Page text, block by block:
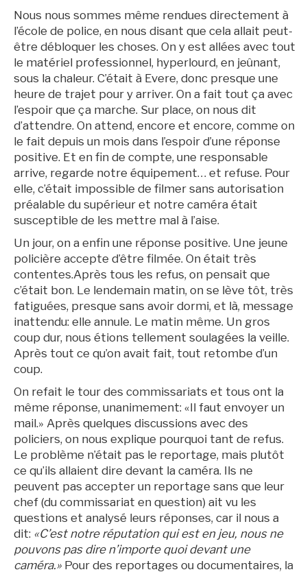
Nous nous sommes même rendues directement à
l’école de police, en nous disant que cela allait peut-
être débloquer les choses. On y est allées avec tout
le matériel professionnel, hyperlourd, en jeûnant,
sous la chaleur. C’était à Evere, donc presque une
heure de trajet pour y arriver. On a fait tout ça avec
l’espoir que ça marche. Sur place, on nous dit
d’attendre. On attend, encore et encore, comme on
le fait depuis un mois dans l’espoir d’une réponse
positive. Et en fin de compte, une responsable
arrive, regarde notre équipement… et refuse. Pour
elle, c’était impossible de filmer sans autorisation
préalable du supérieur et notre caméra était
susceptible de les mettre mal à l’aise.
Un jour, on a enfin une réponse positive. Une jeune
policière accepte d’être filmée. On était très
contentes.Après tous les refus, on pensait que
c’était bon. Le lendemain matin, on se lève tôt, très
fatiguées, presque sans avoir dormi, et là, message
inattendu: elle annule. Le matin même. Un gros
coup dur, nous étions tellement soulagées la veille.
Après tout ce qu’on avait fait, tout retombe d’un
coup.
On refait le tour des commissariats et tous ont la
même réponse, unanimement: «Il faut envoyer un
mail.» Après quelques discussions avec des
policiers, on nous explique pourquoi tant de refus.
Le problème n’était pas le reportage, mais plutôt
ce qu’ils allaient dire devant la caméra. Ils ne
peuvent pas accepter un reportage sans que leur
chef (du commissariat en question) ait vu les
questions et analysé leurs réponses, car il nous a
dit: «C’est notre réputation qui est en jeu, nous ne
pouvons pas dire n’importe quoi devant une
caméra.» Pour des reportages ou documentaires, la